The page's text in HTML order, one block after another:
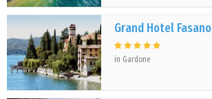
Grand Hotel Fasano
in Gardone